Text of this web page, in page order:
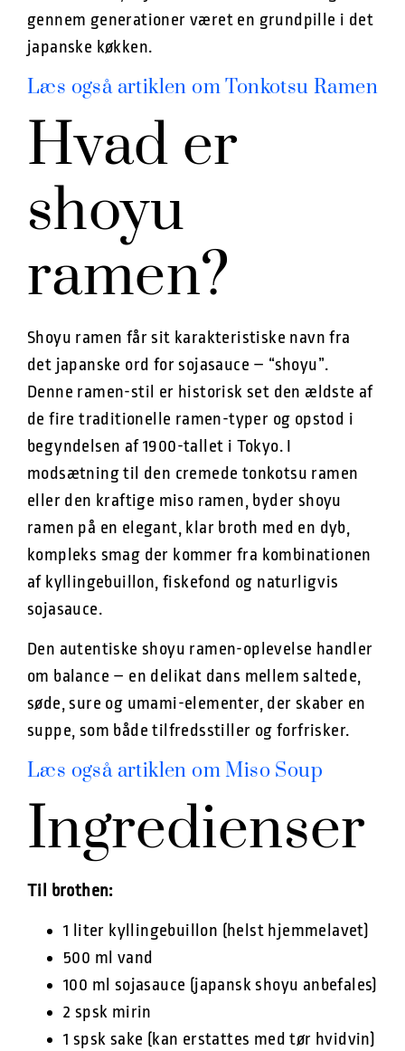
gennem generationer været en grundpille i det
japanske køkken.
Læs også artiklen om Tonkotsu Ramen
Hvad er
shoyu
ramen?
Shoyu ramen får sit karakteristiske navn fra
det japanske ord for sojasauce – “shoyu”.
Denne ramen-stil er historisk set den ældste af
de fire traditionelle ramen-typer og opstod i
begyndelsen af 1900-tallet i Tokyo. I
modsætning til den cremede tonkotsu ramen
eller den kraftige miso ramen, byder shoyu
ramen på en elegant, klar broth med en dyb,
kompleks smag der kommer fra kombinationen
af kyllingebuillon, fiskefond og naturligvis
sojasauce.
Den autentiske shoyu ramen-oplevelse handler
om balance – en delikat dans mellem saltede,
søde, sure og umami-elementer, der skaber en
suppe, som både tilfredsstiller og forfrisker.
Læs også artiklen om Miso Soup
Ingredienser
Til brothen:
1 liter kyllingebuillon (helst hjemmelavet)
500 ml vand
100 ml sojasauce (japansk shoyu anbefales)
2 spsk mirin
1 spsk sake (kan erstattes med tør hvidvin)